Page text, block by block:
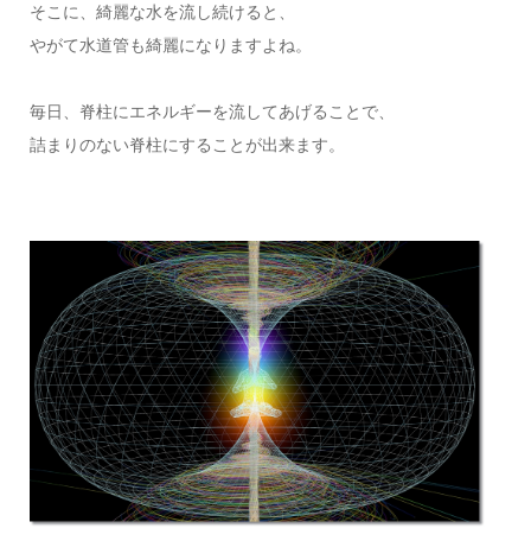
そこに、綺麗な水を流し続けると、
やがて水道管も綺麗になりますよね。
毎日、脊柱にエネルギーを流してあげることで、
詰まりのない脊柱にすることが出来ます。